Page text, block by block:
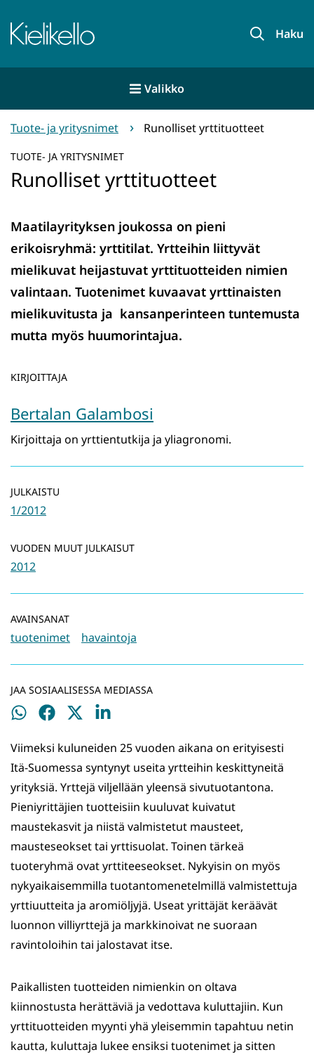
sisältöön
Etusivu Haku
Valikko
Tuote- ja yritysnimet Runolliset yrttituotteet
TUOTE- JA YRITYSNIMET
Runolliset yrttituotteet
Maatilayrityksen joukossa on pieni
erikoisryhmä: yrttitilat. Yrtteihin liittyvät
mielikuvat heijastuvat yrttituotteiden nimien
valintaan. Tuotenimet kuvaavat yrttinaisten
mielikuvitusta ja kansanperinteen tuntemusta
mutta myös huumorintajua.
KIRJOITTAJA
Bertalan Galambosi
Kirjoittaja on yrttientutkija ja yliagronomi.
JULKAISTU
1/2012
VUODEN MUUT JULKAISUT
2012
AVAINSANAT
tuotenimet havaintoja
JAA SOSIAALISESSA MEDIASSA
Jaa
Jaa
Jaa
Jaa
Viimeksi kuluneiden 25 vuoden aikana on erityisesti
Itä-Suomessa syntynyt useita yrtteihin keskittyneitä
yrityksiä. Yrttejä viljellään yleensä sivutuotantona.
Pieniyrittäjien tuotteisiin kuuluvat kuivatut
maustekasvit ja niistä valmistetut mausteet,
mausteseokset tai yrttisuolat. Toinen tärkeä
tuoteryhmä ovat yrttiteeseokset. Nykyisin on myös
nykyaikaisemmilla tuotantomenetelmillä valmistettuja
yrttiuutteita ja aromiöljyjä. Useat yrittäjät keräävät
luonnon villiyrttejä ja markkinoivat ne suoraan
ravintoloihin tai jalostavat itse.
Paikallisten tuotteiden nimienkin on oltava
kiinnostusta herättäviä ja vedottava kuluttajiin. Kun
yrttituotteiden myynti yhä yleisemmin tapahtuu netin
kautta, kuluttaja lukee ensiksi tuotenimet ja sitten